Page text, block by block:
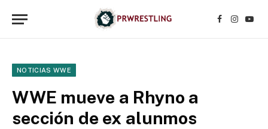
Facebook
NOTICIAS WWE
WWE mueve a Rhyno a
sección de ex alunmos